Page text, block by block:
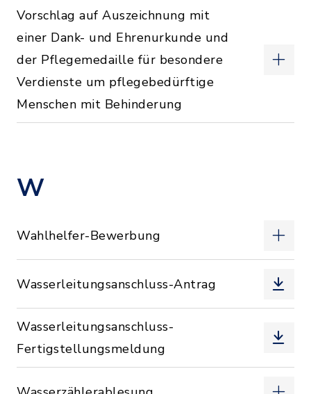
Vorschlag auf Auszeichnung mit
einer Dank- und Ehrenurkunde und
der Pflegemedaille für besondere
Verdienste um pflegebedürftige
Menschen mit Behinderung
W
Wahlhelfer-Bewerbung
Wasserleitungsanschluss-Antrag
Wasserleitungsanschluss-
Fertigstellungsmeldung